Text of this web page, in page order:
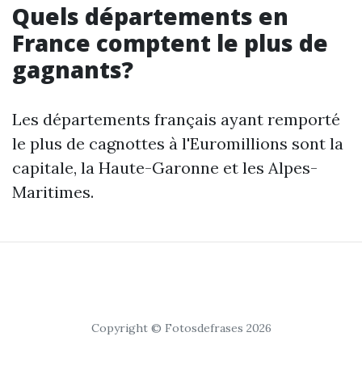
Quels départements en
France comptent le plus de
gagnants?
Les départements français ayant remporté
le plus de cagnottes à l'Euromillions sont la
capitale, la Haute-Garonne et les Alpes-
Maritimes.
Copyright © Fotosdefrases 2026